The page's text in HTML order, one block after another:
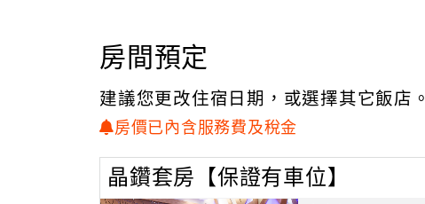
房間預定
建議您更改住宿日期，或選擇其它飯店。
房價已內含服務費及稅金
晶鑽套房【保證有車位】